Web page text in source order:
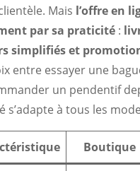
Mais l’offre en
par sa praticité:
simplifiés et
entre essayer une
un pendentif
s’adapte à tous les
Boutique